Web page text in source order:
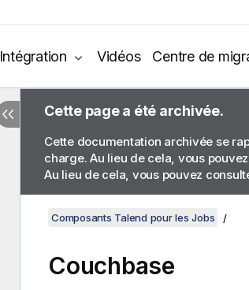
Intégration Vidéos Centre de
Cette page a été archivée.
Cette documentation archivée se
charge. Au lieu de cela, vous
Au lieu de cela, vous pouvez
Composants Talend pour les Jobs
Couchbase